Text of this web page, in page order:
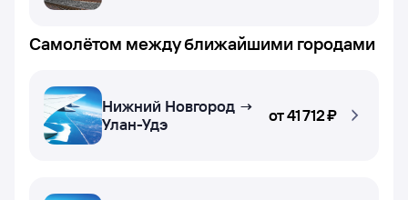
Самолётом между ближайшими городами
Нижний Новгород →
Улан-Удэ
от41 ⁠712 ⁠₽